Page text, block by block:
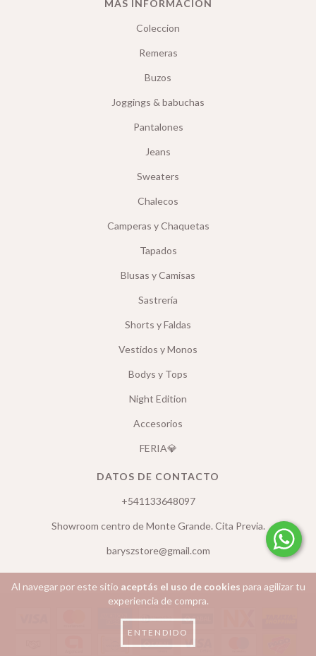
Al navegar por este sitio aceptás el uso de cookies para agilizar tu
experiencia de compra.
ENTENDIDO
MÁS INFORMACIÓN
Coleccion
Remeras
Buzos
Joggings & babuchas
Pantalones
Jeans
Sweaters
Chalecos
Camperas y Chaquetas
Tapados
Blusas y Camisas
Sastrería
Shorts y Faldas
Vestidos y Monos
Bodys y Tops
Night Edition
Accesorios
FERIA💎
DATOS DE CONTACTO
+541133648097
Showroom centro de Monte Grande. Cita Previa.
baryszstore@gmail.com